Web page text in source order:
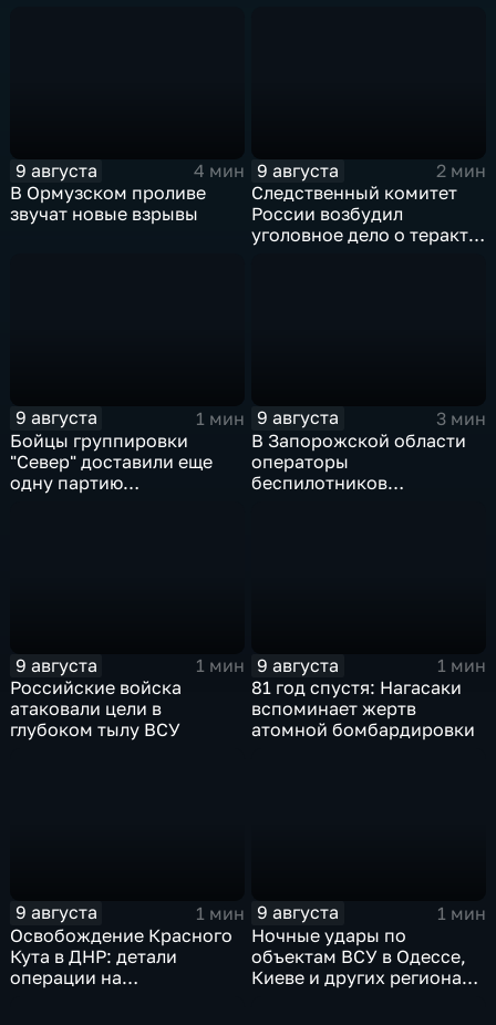
9 августа
4 мин
В Ормузском проливе
звучат новые взрывы
9 августа
2 мин
Следственный комитет
России возбудил
уголовное дело о теракте
9 августа
1 мин
Бойцы группировки
"Север" доставили еще
одну партию
9 августа
3 мин
В Запорожской области
операторы
беспилотников
9 августа
1 мин
Российские войска
атаковали цели в
глубоком тылу ВСУ
9 августа
1 мин
81 год спустя: Нагасаки
вспоминает жертв
атомной бомбардировки
9 августа
1 мин
Освобождение Красного
Кута в ДНР: детали
операции на
9 августа
1 мин
Ночные удары по
объектам ВСУ в Одессе,
Киеве и других регионах